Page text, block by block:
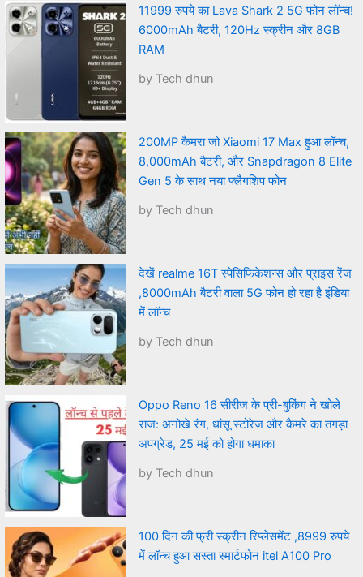
11999 रुपये का Lava Shark 2 5G फोन लॉन्च!
6000mAh बैटरी, 120Hz स्क्रीन और 8GB
RAM
by Tech dhun
200MP कैमरा जो Xiaomi 17 Max हुआ लॉन्च,
8,000mAh बैटरी, और Snapdragon 8 Elite
Gen 5 के साथ नया फ्लैगशिप फोन
by Tech dhun
देखें realme 16T स्पेसिफिकेशन्स और प्राइस रेंज
,8000mAh बैटरी वाला 5G फोन हो रहा है इंडिया
में लॉन्च
by Tech dhun
Oppo Reno 16 सीरीज के प्री-बुकिंग ने खोले
राज: अनोखे रंग, धांसू स्टोरेज और कैमरे का तगड़ा
अपग्रेड, 25 मई को होगा धमाका
by Tech dhun
100 दिन की फ्री स्क्रीन रिप्लेसमेंट ,8999 रुपये
में लॉन्च हुआ सस्ता स्मार्टफोन itel A100 Pro